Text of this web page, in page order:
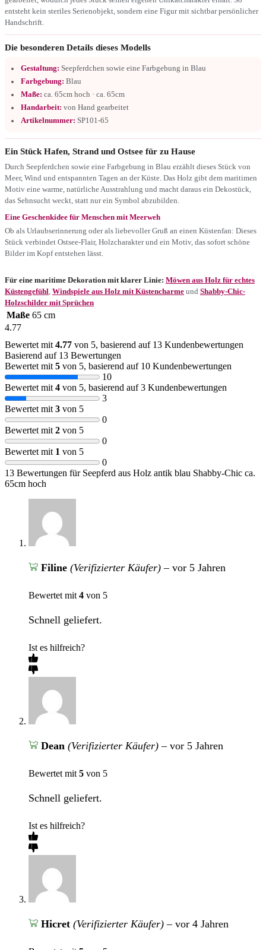
entsteht kein steriles Serienobjekt, sondern eine Figur mit sichtbar persönlicher
Handschrift.
Die besonderen Details dieses Modells
Gestaltung: Seepferdchen sowie eine Farbgebung in Blau
Farbgebung: Blau
Maße: ca. 65cm hoch · ca. 65cm
Handarbeit: von Hand gearbeitet
Artikelnummer: SP101-65
Ein Stück Hafen, Strand und Ostsee für zu Hause
Durch Seepferdchen sowie eine Farbgebung in Blau erzählt dieses Stück von
Meer, Wind und entspannten Tagen an der Küste. Das Holz gibt dem maritimen
Motiv eine warme, natürliche Ausstrahlung und macht daraus ein Dekostück,
das Sehnsucht weckt, statt nur ein Symbol abzubilden.
Eine Geschenkidee für Menschen mit Meerweh
Ob als Urlaubserinnerung oder als liebevoller Gruß an einen Küstenfan: Dieses
Stück verbindet Ostsee-Flair, Holzcharakter und ein Motiv, das sofort schöne
Bilder im Kopf entstehen lässt.
Für eine maritime Dekoration mit klarer Linie: Möwen aus Holz für echtes
Küstengefühl Windspiele aus Holz mit Küstencharme und Shabby-Chic-
Holzschilder mit Sprüchen
Maße 65 cm
4.77
Bewertet mit 4.77 von 5, basierend auf 13 Kundenbewertungen
Basierend auf 13 Bewertungen
Bewertet mit 5 von 5, basierend auf 10 Kundenbewertungen
10
Bewertet mit 4 von 5, basierend auf3 Kundenbewertungen
3
Bewertet mit 3 von 5
0
Bewertet mit 2 von 5
0
Bewertet mit 1 von 5
0
13 Bewertungen für Seepferd aus Holz antik blau Shabby-Chic ca.
65cm hoch
Filine (Verifizierter Käufer) – vor 5 Jahren
Bewertet mit 4 von 5
Schnell geliefert.
Ist es hilfreich?
Dean (Verifizierter Käufer) – vor 5 Jahren
Bewertet mit 5 von 5
Schnell geliefert.
Ist es hilfreich?
Hicret (Verifizierter Käufer) – vor 4 Jahren